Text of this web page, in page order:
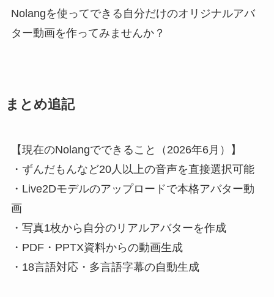
Nolangを使ってできる自分だけのオリジナルアバ
ター動画を作ってみませんか？
まとめ追記
【現在のNolangでできること（2026年6月）】
・ずんだもんなど20人以上の音声を直接選択可能
・Live2Dモデルのアップロードで本格アバター動
画
・写真1枚から自分のリアルアバターを作成
・PDF・PPTX資料からの動画生成
・18言語対応・多言語字幕の自動生成